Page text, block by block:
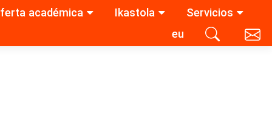
académica Ikastola
Servicios
eu
Buscar
Contacta con nosotros